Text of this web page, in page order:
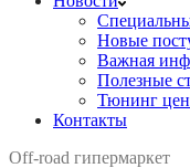
Новые
Важная
Полезные
Тюнинг
Контакты
Off-road гипермаркет